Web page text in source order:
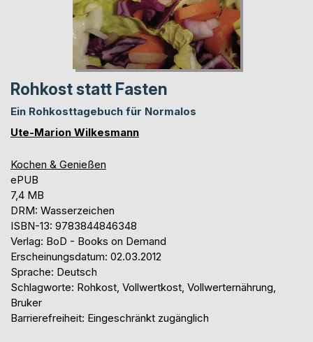
Rohkost statt Fasten
Ein Rohkosttagebuch für Normalos
Ute-Marion Wilkesmann
Kochen & Genießen
ePUB
7,4 MB
DRM: Wasserzeichen
ISBN-13: 9783844846348
Verlag: BoD - Books on Demand
Erscheinungsdatum: 02.03.2012
Sprache: Deutsch
Schlagworte: Rohkost, Vollwertkost, Vollwerternährung,
Bruker
Barrierefreiheit: Eingeschränkt zugänglich